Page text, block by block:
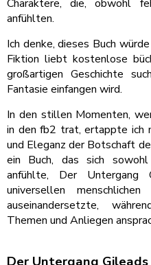
Charaktere, die, obwohl
anfühlten.
Ich denke, dieses Buch
Fiktion liebt kostenlose
großartigen Geschichte
Fantasie einfangen wird.
In den stillen Momenten,
in den fb2 trat, ertappte ich
und Eleganz der Botschaft
ein Buch, das sich
anfühlte, Der
universellen
auseinandersetzte,
Themen und Anliegen